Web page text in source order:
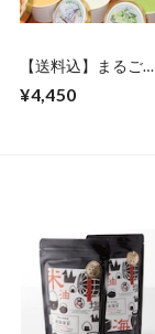
【送料込】まるごと
個セット [牧場の
¥4,450